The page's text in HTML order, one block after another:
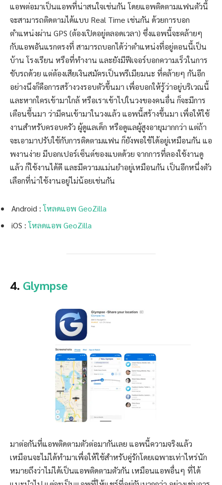
แอพต่อมาเป็นแอพที่น่าสนใจเช่นกัน โดยแอพติดตามแฟนตัวนี้
จะสามารถติดตามได้แบบ Real Time เช่นกัน ด้วยการบอก
ตำแหน่งผ่าน GPS (ต้องเปิดอยู่ตลอดเวลา) ซึ่งแอพนี้จะคล้ายๆ
กับแอพอันแรกตรงที่ สามารถบอกได้ว่าตำแหน่งที่อยู่ตอนนี้เป็น
บ้าน โรงเรียน หรือที่ทำงาน และยังมีฟีเจอร์บอกความเร็วในการ
ขับรถด้วย แต่ต้องเสียเงินสมัครเป็นพรีเมียมนะ ที่คล้ายๆ กันอีก
อย่างนึงก็คือการสร้างวงรอบตัวขึ้นมา เพื่อบอกให้รู้ว่าอยู่บริเวณนี้
และหากใครเข้ามาใกล้ หรือเราเข้าไปในวงของคนอื่น ก็จะมีการ
เตือนขึ้นมา ว่ามีคนเข้ามาในวงแล้ว แอพนี้สร้างขึ้นมา เพื่อให้ใช้
งานสำหรับครอบครัว ผู้ดูแลเด็ก หรือดูแลผู้สูงอายุมากกว่า แต่ถ้า
จะเอามาปรับใช้กับการติดตามแฟน ก็ยังพอใช้ได้อยู่เหมือนกัน แอ
พงานง่าย มีบอกเปอร์เซ็นต์ของแบตด้วย จากการที่ลองใช้งานดู
แล้ว ก็ใช้งานได้ดี และมีความแม่นยำอยู่เหมือนกัน เป็นอีกหนึ่งตัว
เลือกที่น่าใช้งานอยู่ไม่น้อยเช่นกัน
Android :โหลดแอพ GeoZilla
iOS :โหลดแอพ GeoZilla
4. Glympse
มาต่อกันที่แอพติดตามตัวต่อมากันเลย แอพนี้ความจริงแล้ว
เหมือนจะไม่ได้ทำมาเพื่อให้ใช้สำหรับคู่รักโดยเฉพาะเท่าไหร่นัก
หมายถึงว่าไม่ได้เป็นแอพติดตามตัวกัน เหมือนแอพอื่นๆ ที่ได้